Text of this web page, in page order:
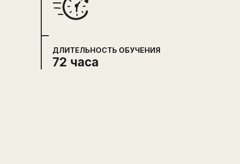
ДЛИТЕЛЬНОСТЬ ОБУЧЕНИЯ
72 часа